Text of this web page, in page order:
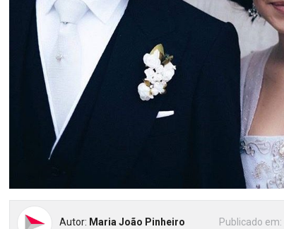
Autor: Maria João Pinheiro Publicado em: